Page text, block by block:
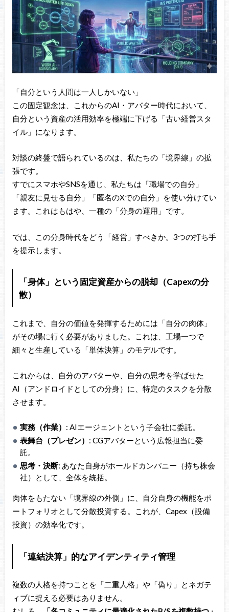
「自分という人間は一人しかいない」
この固定観念は、これからのAI・アバター時代において、
自分という資産の活用効率を極端に下げる「古い経営スタ
イル」になります。
対談の終盤で語られているのは、私たちの「境界線」の拡
張です。
すでにスマホやSNSを通じ、私たちは「職場での自分」
「親友に見せる自分」「匿名のXでの自分」を使い分けてい
ます。これはもはや、一種の「分身の運用」です。
では、この分身時代をどう「経営」すべきか。3つの打ち手
を提示します。
「身体」という固定資産からの脱却（Capexの分
散）
これまで、自分の価値を発揮するためには「自分の肉体」
がその場に行く必要がありました。これは、工場一つで
細々と生産している「単体決算」のモデルです。
これからは、自分のアバターや、自分の思考を学ばせた
AI（アンドロイドとしての分身）に、特定のタスクを分散
させます。
実務（作業） : AIエージェントという子会社に委託。
表舞台（プレゼン） : CGアバターという広報担当に委
託。
思考・決断: あなた自身がホールドカンパニー（持ち株会
社）として、全体を統括。
肉体をもたない「境界線の外側」に、自分自身の機能をポ
ートフォリオとして分散投資する。これが、Capex（設備
投資）の効率化です。
「連結決算」的なアイデンティティ管理
複数の人格を持つことを「二重人格」や「偽り」とネガテ
ィブに捉える必要はありません。